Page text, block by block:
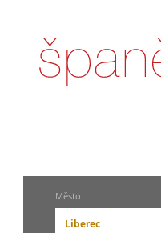
Město
Liberec